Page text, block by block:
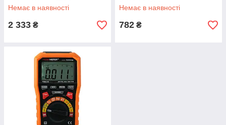
Немає в наявності
2 333 ₴
Немає в наявності
782 ₴